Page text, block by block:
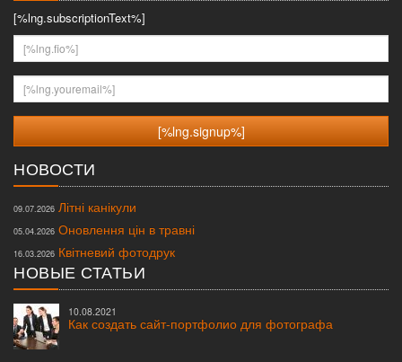
[%lng.subscriptionText%]
[%lng.fio%]
[%lng.youremail%]
НОВОСТИ
09.07.2026 Літні канікули
05.04.2026 Оновлення цін в травні
16.03.2026 Квітневий фотодрук
НОВЫЕ СТАТЬИ
10.08.2021
Как создать сайт-портфолио для фотографа